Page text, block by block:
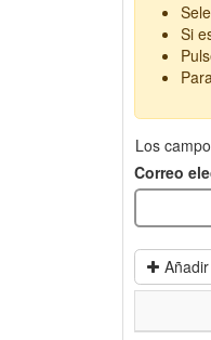
Si
Los
Correo